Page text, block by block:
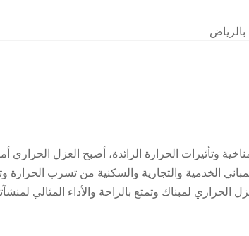
وتأثيرات الحرارة الزائدة، أصبح العزل الحراري
الخدمية والتجارية والسكنية من تسرب الحرارة
لمبناك وتمتع بالراحة والأداء المثالي